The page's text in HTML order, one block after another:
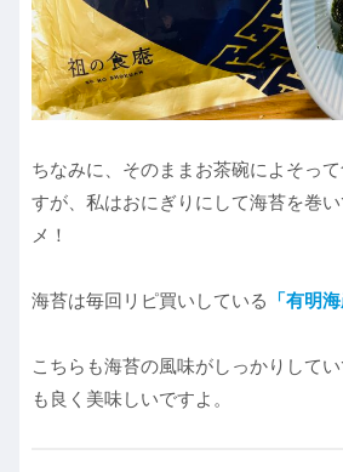
ちなみに、そのままお茶碗によそっ
すが、私はおにぎりにして海苔を巻
メ！
海苔は毎回リピ買いしている 「有明
こちらも海苔の風味がしっかりして
も良く美味しいですよ。